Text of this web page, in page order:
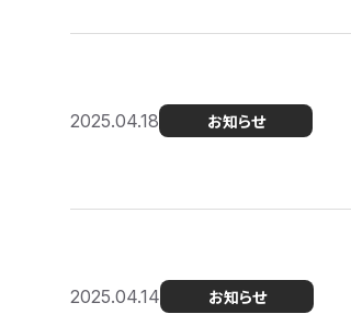
2025.04.18 お知らせ
2025.04.14 お知らせ